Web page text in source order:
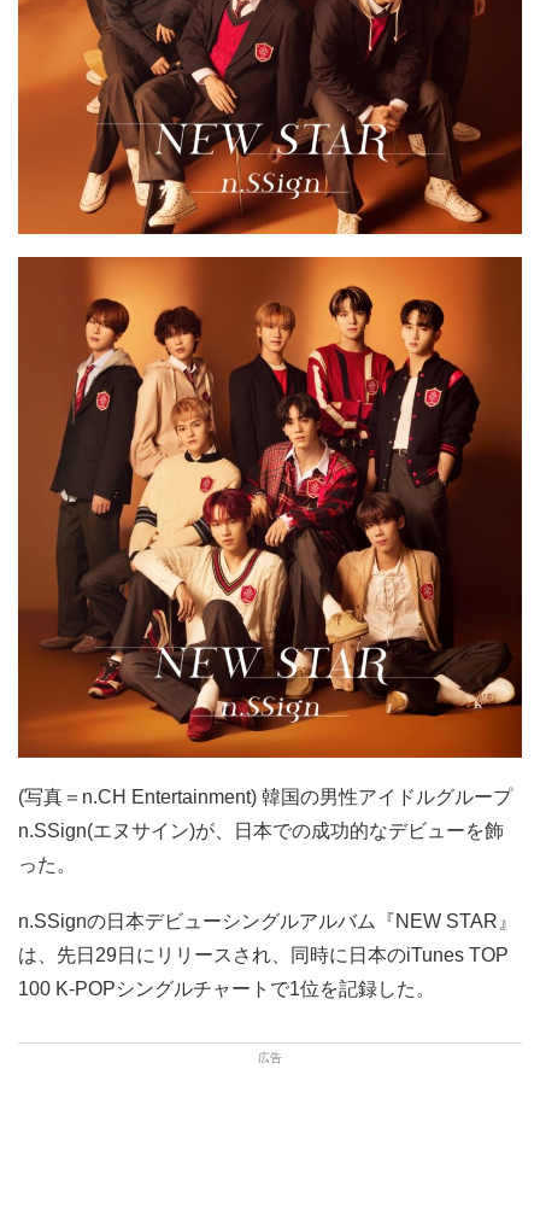
(写真＝n.CH Entertainment) 韓国の男性アイドルグループ
n.SSign(エヌサイン)が、日本での成功的なデビューを飾
った。
n.SSignの日本デビューシングルアルバム『NEW STAR』
は、先日29日にリリースされ、同時に日本のiTunes TOP
100 K-POPシングルチャートで1位を記録した。